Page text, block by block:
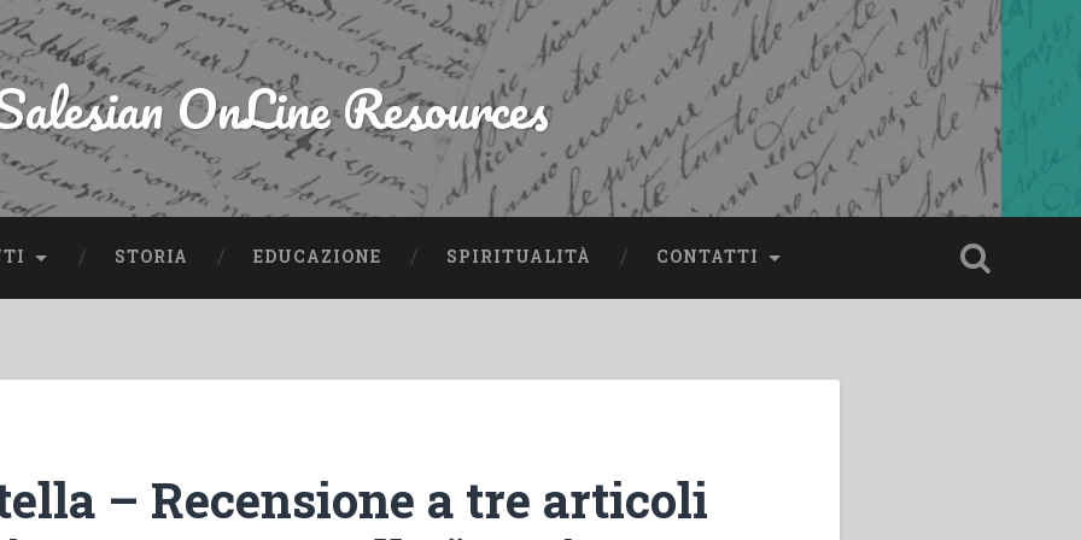
OnLine Resources
STORIA EDUCAZIONE SPIRITUALITÀ CONTATTI
– Recensione a tre articoli